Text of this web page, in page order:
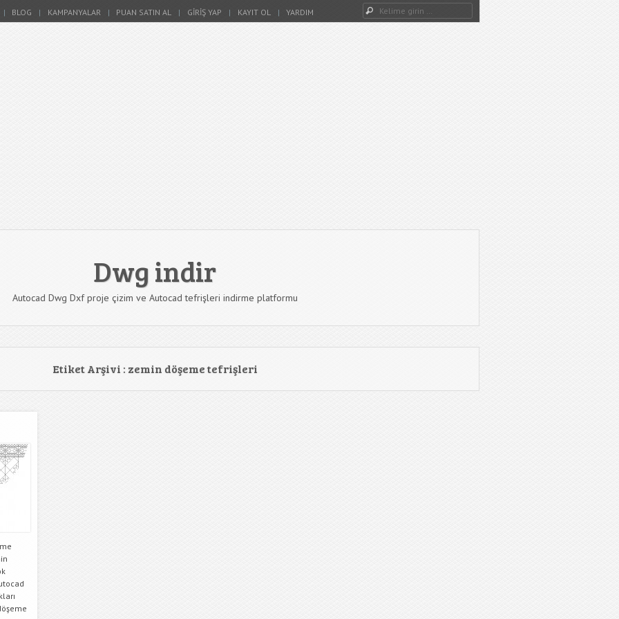
BLOG KAMPANYALAR PUAN SATIN AL GIRIŞ YAP KAYIT OL YARDIM Dwg Ara
Dwg indir
Autocad Dwg Dxf proje çizim ve Autocad tefrişleri indirme platformu
Etiket Arşivi : zemin döşeme tefrişleri